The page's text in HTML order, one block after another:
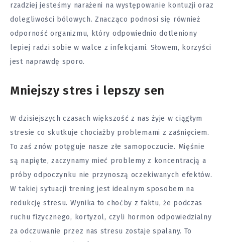
rzadziej jesteśmy narażeni na występowanie kontuzji oraz
dolegliwości bólowych. Znacząco podnosi się również
odporność organizmu, który odpowiednio dotleniony
lepiej radzi sobie w walce z infekcjami. Słowem, korzyści
jest naprawdę sporo.
Mniejszy stres i lepszy sen
W dzisiejszych czasach większość z nas żyje w ciągłym
stresie co skutkuje chociażby problemami z zaśnięciem.
To zaś znów potęguje nasze złe samopoczucie. Mięśnie
są napięte, zaczynamy mieć problemy z koncentracją a
próby odpoczynku nie przynoszą oczekiwanych efektów.
W takiej sytuacji trening jest idealnym sposobem na
redukcję stresu. Wynika to choćby z faktu, że podczas
ruchu fizycznego, kortyzol, czyli hormon odpowiedzialny
za odczuwanie przez nas stresu zostaje spalany. To